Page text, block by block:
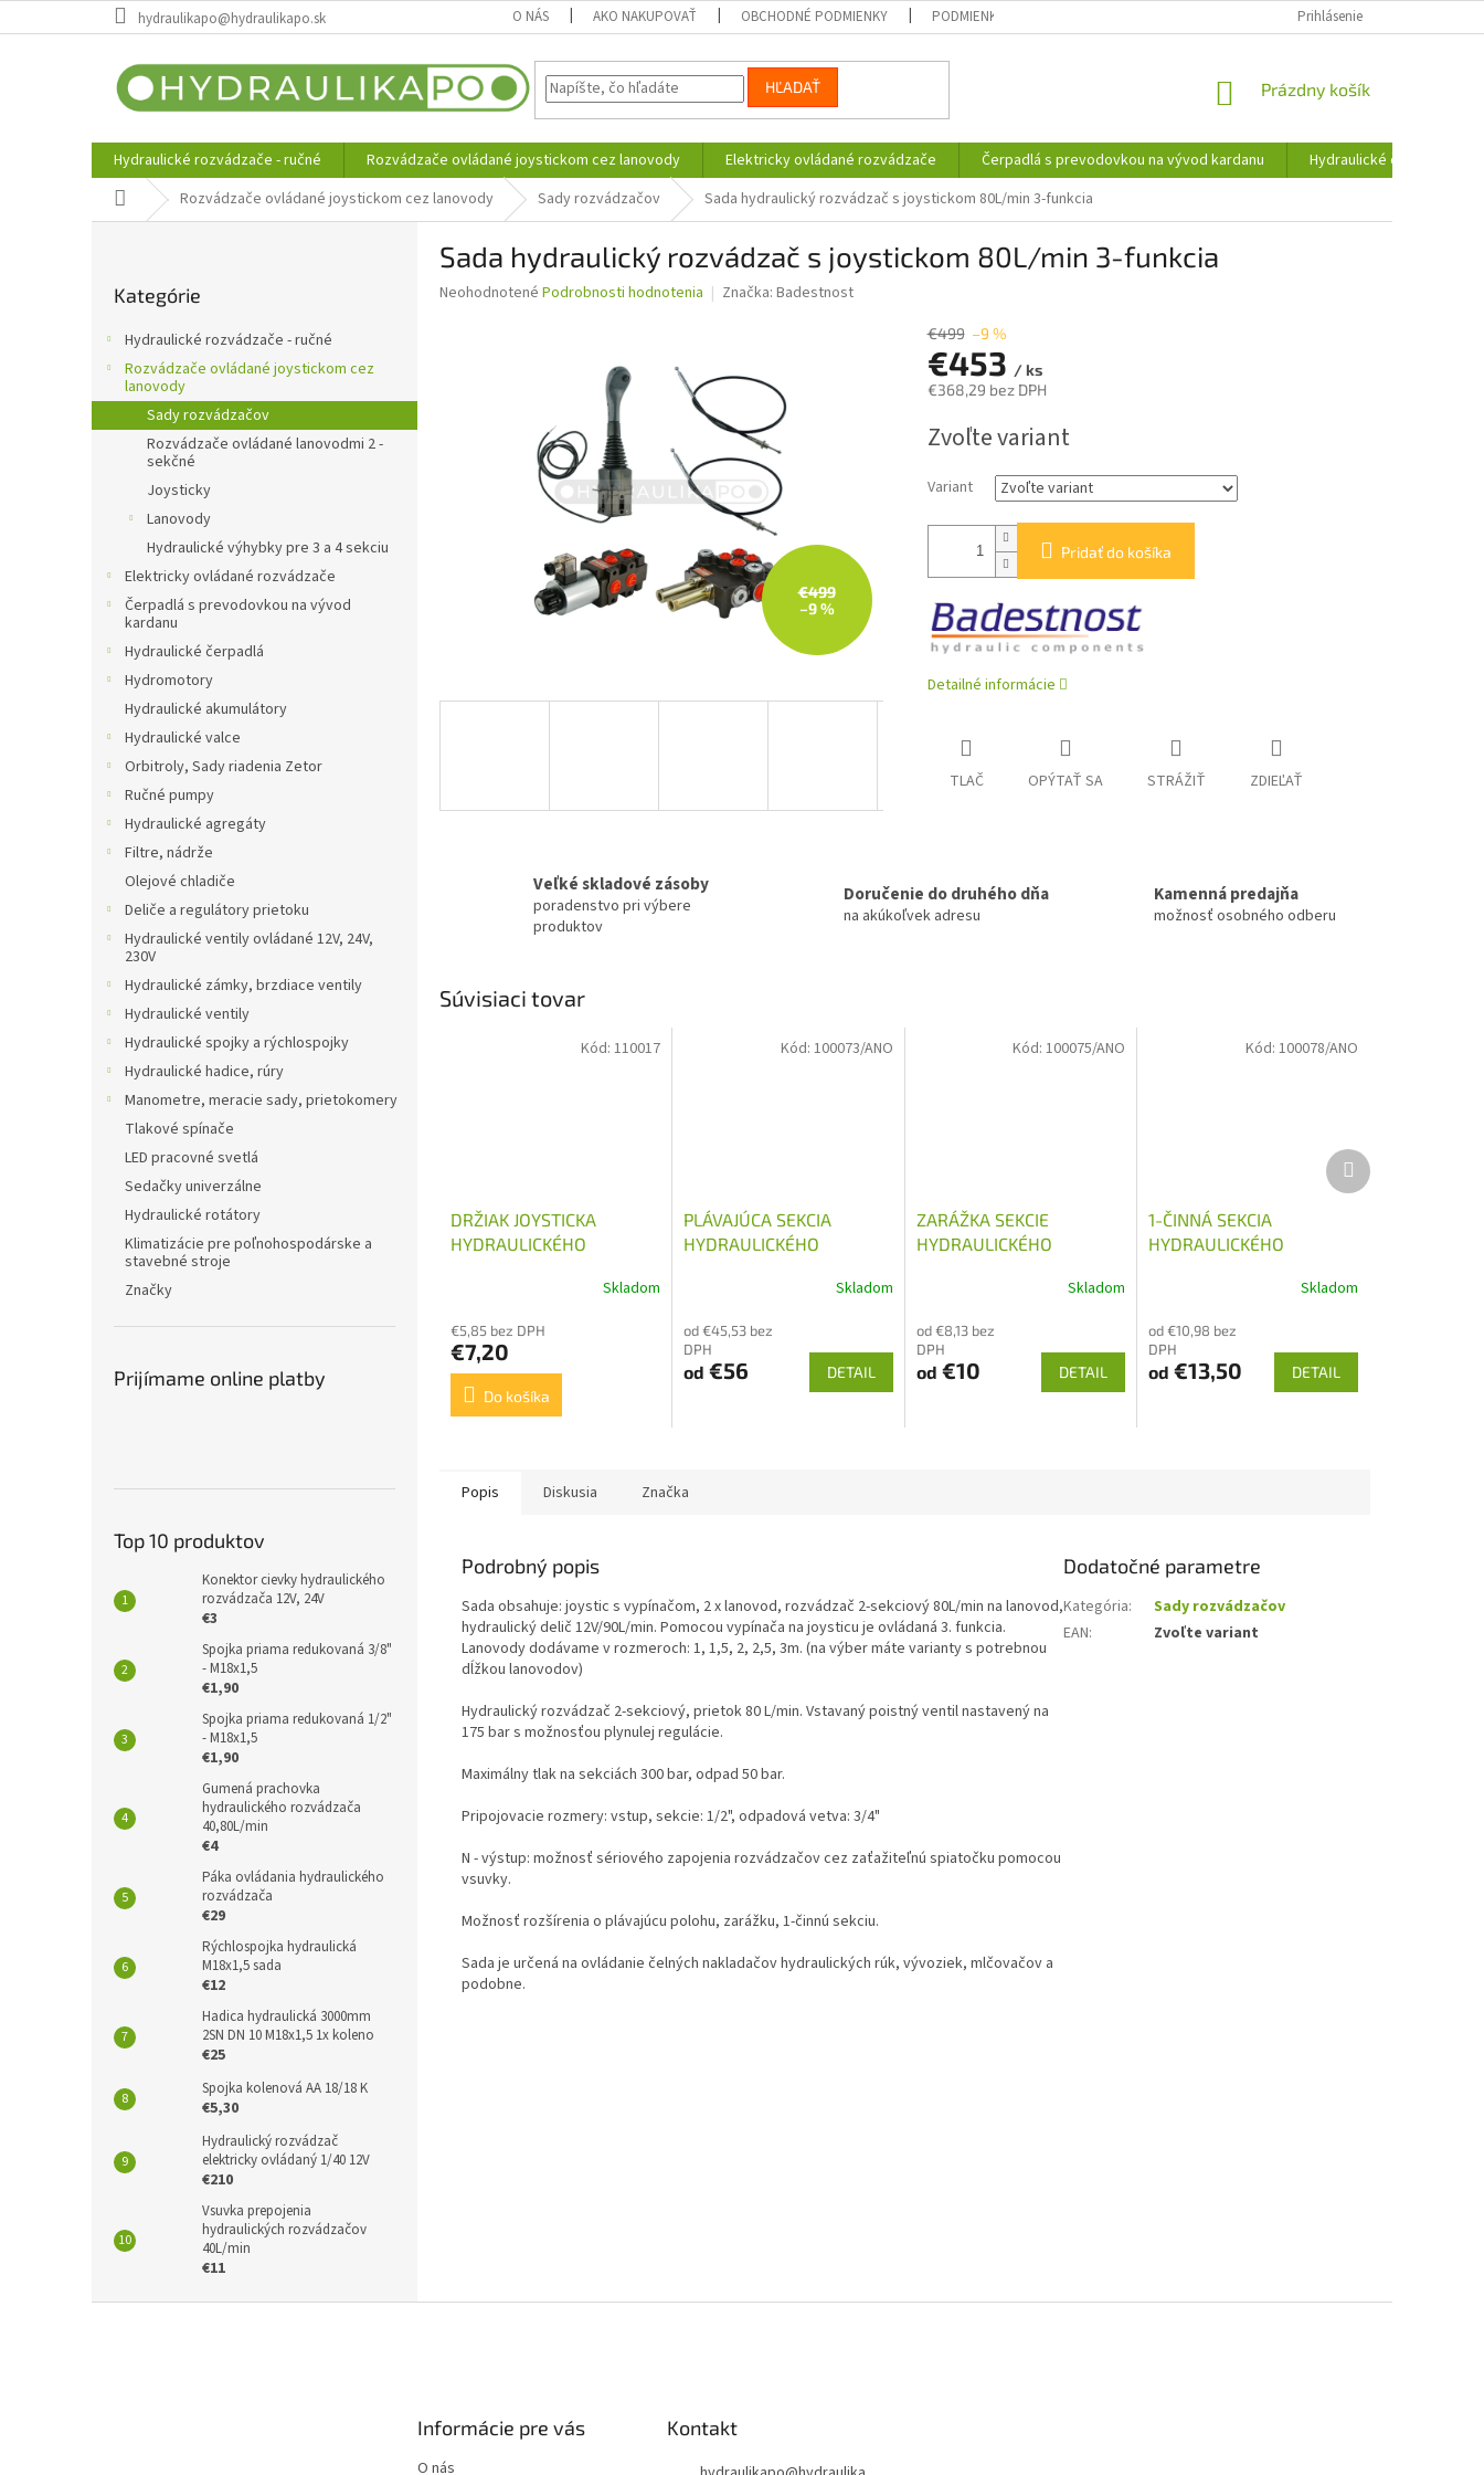
na
hydraulikapo@hydraulikapo.sk O NÁS AKO NAKUPOVAŤ OBCHODNÉ PODMIENKY PODMIENKY OCHRANY OSOBNÝCH ÚDAJOV INFORMÁCIE O SÚBOROCH COOKIES
Prihlásenie
HĽADAŤ
NÁKUPNÝ
Prázdny košík
Hydraulické rozvádzače - ručné Rozvádzače ovládané joystickom cez lanovody Elektricky ovládané rozvádzače Čerpadlá s prevodovkou na vývod kardanu
Hydraulické čerpadlá
DomovRozvádzače ovládané joystickom cez lanovody Sady rozvádzačov Sada hydraulický rozvádzač s joystickom 80L/min 3-funkcia
n
e
kategórie
Kategórie
Hydraulické rozvádzače - ručné
Rozvádzače ovládané joystickom cez
lanovody
Sady rozvádzačov
Rozvádzače ovládané lanovodmi 2 -
sekčné
Joysticky
Lanovody
Hydraulické výhybky pre 3 a 4 sekciu
Elektricky ovládané rozvádzače
Čerpadlá s prevodovkou na vývod
kardanu
Hydraulické čerpadlá
Hydromotory
Hydraulické akumulátory
Hydraulické valce
Orbitroly, Sady riadenia Zetor
Ručné pumpy
Hydraulické agregáty
Filtre, nádrže
Olejové chladiče
Deliče a regulátory prietoku
Hydraulické ventily ovládané 12V, 24V,
230V
Hydraulické zámky, brzdiace ventily
Hydraulické ventily
Hydraulické spojky a rýchlospojky
Hydraulické hadice, rúry
Manometre, meracie sady, prietokomery
Tlakové spínače
LED pracovné svetlá
Sedačky univerzálne
Hydraulické rotátory
Klimatizácie pre poľnohospodárske a
stavebné stroje
Značky
Prijímame online platby
Top 10 produktov
Konektor cievky hydraulického
rozvádzača 12V, 24V
€3
Spojka priama redukovaná 3/8"
- M18x1,5
€1,90
Spojka priama redukovaná 1/2"
- M18x1,5
€1,90
Gumená prachovka
hydraulického rozvádzača
40,80L/min
€4
Páka ovládania hydraulického
rozvádzača
€29
Rýchlospojka hydraulická
M18x1,5 sada
€12
Hadica hydraulická 3000mm
2SN DN 10 M18x1,5 1x koleno
€25
Spojka kolenová AA 18/18 K
€5,30
Hydraulický rozvádzač
elektricky ovládaný 1/40 12V
€210
Vsuvka prepojenia
hydraulických rozvádzačov
40L/min
€11
Sada hydraulický rozvádzač s joystickom 80L/min 3-funkcia
Priemerné
Neohodnotené Podrobnosti hodnotenia Značka: Badestnost
€499
–9 %
€499 –9 %
€453 / ks
€368,29 bez DPH
cena:
Zvoľte variant
Variant
Pridať do košíka
Detailné informácie
TLAČ OPÝTAŤ SA STRÁŽIŤ ZDIEĽAŤ
Veľké skladové zásoby
poradenstvo pri výbere
produktov
Doručenie do druhého dňa
na akúkoľvek adresu
Kamenná predajňa
možnosť osobného odberu
Súvisiaci tovar
DRŽIAK JOYSTICKA
HYDRAULICKÉHO
Skladom
€5,85 bez DPH
€7,20
Do košíka
Kód: 110017
PLÁVAJÚCA SEKCIA
HYDRAULICKÉHO
Skladom
od €45,53 bez
DPH
od €56 DETAIL
Kód: 100073/ANO
ZARÁŽKA SEKCIE
HYDRAULICKÉHO
Skladom
od €8,13 bez
DPH
od €10 DETAIL
Kód:100075/ANO
1-ČINNÁ SEKCIA
HYDRAULICKÉHO
Skladom
od €10,98 bez
DPH
od €13,50 DETAIL
Kód: 100078/ANO
Ďalší
produkt
Popis Diskusia Značka
Podrobný popis
Sada obsahuje: joystic s vypínačom, 2 x lanovod, rozvádzač 2-sekciový 80L/min na lanovod,
hydraulický delič 12V/90L/min. Pomocou vypínača na joysticu je ovládaná 3. funkcia.
Lanovody dodávame v rozmeroch: 1, 1,5, 2, 2,5, 3m. (na výber máte varianty s potrebnou
dĺžkou lanovodov)
Hydraulický rozvádzač 2-sekciový, prietok 80 L/min. Vstavaný poistný ventil nastavený na
175 bar s možnosťou plynulej regulácie.
Maximálny tlak na sekciách 300 bar, odpad 50 bar.
Pripojovacie rozmery: vstup, sekcie: 1/2", odpadová vetva: 3/4"
N - výstup: možnosť sériového zapojenia rozvádzačov cez zaťažiteľnú spiatočku pomocou
vsuvky.
Možnosť rozšírenia o plávajúcu polohu, zarážku, 1-činnú sekciu.
Sada je určená na ovládanie čelných nakladačov hydraulických rúk, vývoziek, mlčovačov a
podobne.
Dodatočné parametre
Kategória:
Sady rozvádzačov
EAN: Zvoľte variant
Informácie pre vás
O nás
Kontakt